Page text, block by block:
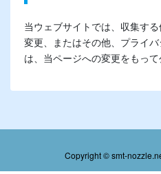
当ウェブサイトでは、収集す
変更、またはその他、プライ
は、当ページへの変更をもって
Copyright © smt-